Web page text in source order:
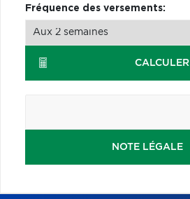
Fréquence des versements:
CALCULER
NOTE LÉGALE